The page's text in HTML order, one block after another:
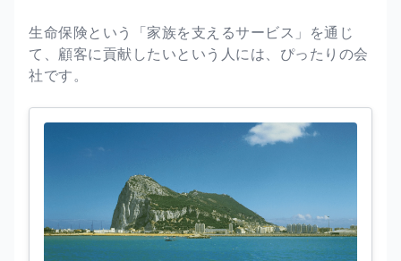
生命保険という「家族を支えるサービス」を通じ
て、顧客に貢献したいという人には、ぴったりの会
社です。